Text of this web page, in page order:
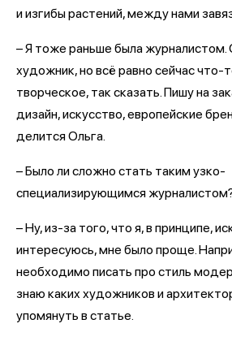
и изгибы растений, между нами
– Я тоже раньше была журналистом.
художник, но всё равно сейчас что-
творческое, так сказать. Пишу на
дизайн, искусство, европейские
делится Ольга.
– Было ли сложно стать таким узко-
специализирующимся
– Ну, из-за того, что я, в принципе,
интересуюсь, мне было проще.
необходимо писать про стиль
знаю каких художников и
упомянуть в статье.